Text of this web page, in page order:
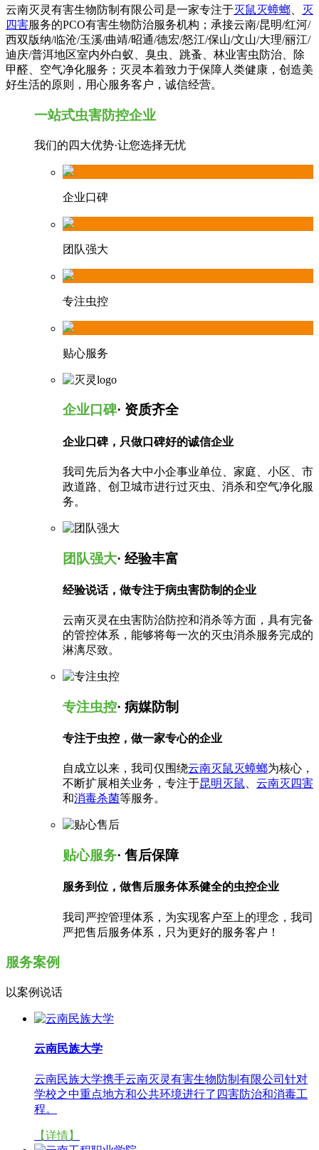
云南灭灵有害生物防制有限公司是一家专注于灭鼠灭蟑螂
灭
四害服务的PCO有害生物防治服务机构；承接云南/昆明/红河/
西双版纳/临沧/玉溪/曲靖/昭通/德宏/怒江/保山/文山/大理/丽江/
迪庆/普洱地区室内外白蚁、臭虫、跳蚤、林业害虫防治、除
甲醛、空气净化服务；灭灵本着致力于保障人类健康，创造美
好生活的原则，用心服务客户，诚信经营。
一站式虫害防控企业
我们的四大优势·让您选择无忧
企业口碑
团队强大
专注虫控
贴心服务
企业口碑· 资质齐全
企业口碑，只做口碑好的诚信企业
我司先后为各大中小企事业单位、家庭、小区、市
政道路、创卫城市进行过灭虫、消杀和空气净化服
务。
团队强大· 经验丰富
经验说话，做专注于病虫害防制的企业
云南灭灵在虫害防治防控和消杀等方面，具有完备
的管控体系，能够将每一次的灭虫消杀服务完成的
淋漓尽致。
专注虫控· 病媒防制
专注于虫控，做一家专心的企业
自成立以来，我司仅围绕云南灭鼠灭蟑螂为核心，
不断扩展相关业务，专注于昆明灭鼠
云南灭四害
和消毒杀菌等服务。
贴心服务· 售后保障
服务到位，做售后服务体系健全的虫控企业
我司严控管理体系，为实现客户至上的理念，我司
严把售后服务体系，只为更好的服务客户！
服务案例
以案例说话
云南民族大学
云南民族大学携手云南灭灵有害生物防制有限公司针对
学校之中重点地方和公共环境进行了四害防治和消毒工
程。
【详情】